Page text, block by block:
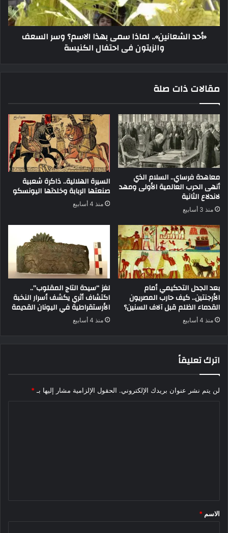
«أحد الشعانين».. لماذا سمى بهذا الاسم؟ وسر السعف
والزيتون فى احتفال الكنيسة
مقالات ذات صلة
معاهدة فرساي.. السلام الذي
أنهى الحرب العالمية الأولى ومهد
لاندلاع الثانية
منذ 3 أسابيع
السيرة الهلالية.. ذاكرة شعبية
صنعتها الربابة وخلدتها اليونسكو
منذ 4 أسابيع
بعد الجدل التحكيمي أمام
الأرجنتين.. كيف حارب المصريون
القدماء الظلم قبل آلاف السنين؟
منذ 4 أسابيع
لغز “سيدة التاج المقلوب”..
اكتشاف أثري يكشف أسرار النخبة
الأرستقراطية في اليونان القديمة
منذ 4 أسابيع
اترك تعليقاً
لن يتم نشر عنوان بريدك الإلكتروني. الحقول الإلزامية مشار إليها بـ *
*
الاسم *